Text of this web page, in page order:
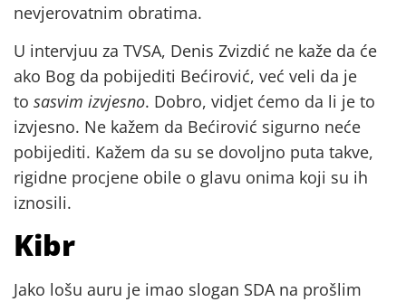
nevjerovatnim obratima.
U intervjuu za TVSA, Denis Zvizdić ne kaže da će
ako Bog da pobijediti Bećirović, već veli da je
to sasvim izvjesno. Dobro, vidjet ćemo da li je to
izvjesno. Ne kažem da Bećirović sigurno neće
pobijediti. Kažem da su se dovoljno puta takve,
rigidne procjene obile o glavu onima koji su ih
iznosili.
Kibr
Jako lošu auru je imao slogan SDA na prošlim